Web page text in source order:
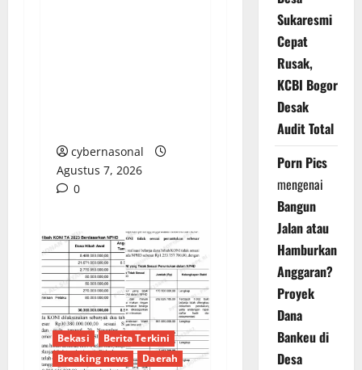
cybernasonal
Agustus 7, 2026
0
Bekasi
Berita Terkini
Breaking news
Daerah
Sukaresmi
Cepat
Rusak,
KCBI Bogor
Desak
Audit Total
Porn Pics
mengenai
Bangun
Jalan atau
Hamburkan
Anggaran?
Proyek
Dana
Bankeu di
Desa